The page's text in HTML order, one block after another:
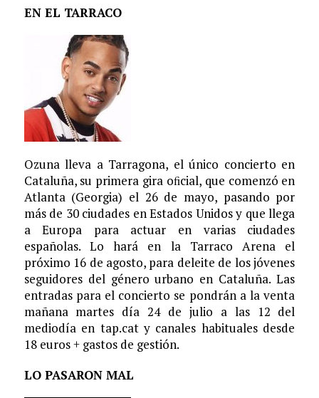
EN EL TARRACO
Ozuna lleva a Tarragona, el único concierto en
Cataluña, su primera gira oﬁcial, que comenzó en
Atlanta (Georgia) el 26 de mayo, pasando por
más de 30 ciudades en Estados Unidos y que llega
a Europa para actuar en varias ciudades
españolas. Lo hará en la Tarraco Arena el
próximo 16 de agosto, para deleite de los jóvenes
seguidores del género urbano en Cataluña. Las
entradas para el concierto se pondrán a la venta
mañana martes día 24 de julio a las 12 del
mediodía en tap.cat y canales habituales desde
18 euros + gastos de gestión.
LO PASARON MAL